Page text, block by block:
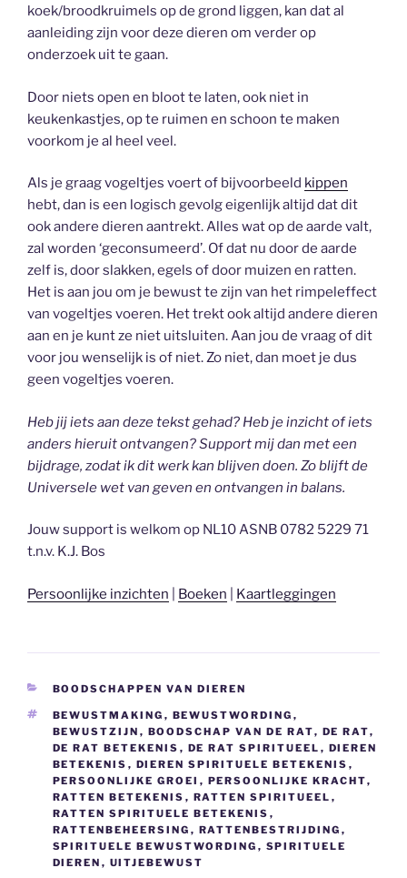
koek/broodkruimels op de grond liggen, kan dat al
aanleiding zijn voor deze dieren om verder op
onderzoek uit te gaan.
Door niets open en bloot te laten, ook niet in
keukenkastjes, op te ruimen en schoon te maken
voorkom je al heel veel.
Als je graag vogeltjes voert of bijvoorbeeld kippen
hebt, dan is een logisch gevolg eigenlijk altijd dat dit
ook andere dieren aantrekt. Alles wat op de aarde valt,
zal worden ‘geconsumeerd’. Of dat nu door de aarde
zelf is, door slakken, egels of door muizen en ratten.
Het is aan jou om je bewust te zijn van het rimpeleffect
van vogeltjes voeren. Het trekt ook altijd andere dieren
aan en je kunt ze niet uitsluiten. Aan jou de vraag of dit
voor jou wenselijk is of niet. Zo niet, dan moet je dus
geen vogeltjes voeren.
Heb jij iets aan deze tekst gehad? Heb je inzicht of iets
anders hieruit ontvangen? Support mij dan met een
bijdrage, zodat ik dit werk kan blijven doen. Zo blijft de
Universele wet van geven en ontvangen in balans.
Jouw support is welkom op NL10 ASNB 0782 5229 71
t.n.v. K.J. Bos
Persoonlijke inzichten Boeken Kaartleggingen
CATEGORIEËN
BOODSCHAPPEN VAN DIEREN
TAGS
BEWUSTMAKING , BEWUSTWORDING ,
BEWUSTZIJN , BOODSCHAP VAN DE RAT, DE RAT,
DE RAT BETEKENIS , DE RAT SPIRITUEEL , DIEREN
BETEKENIS , DIEREN SPIRITUELE BETEKENIS ,
PERSOONLIJKE GROEI , PERSOONLIJKE KRACHT,
RATTEN BETEKENIS , RATTEN SPIRITUEEL ,
RATTEN SPIRITUELE BETEKENIS ,
RATTENBEHEERSING , RATTENBESTRIJDING ,
SPIRITUELE BEWUSTWORDING , SPIRITUELE
DIEREN , UITJEBEWUST